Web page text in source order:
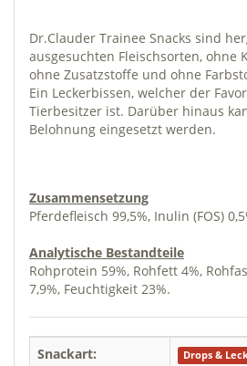
Dr.Clauder Trainee Snacks sind
ausgesuchten Fleischsorten, ohne
ohne Zusatzstoffe und ohne
Ein Leckerbissen, welcher der
Tierbesitzer ist. Darüber hinaus
Belohnung eingesetzt werden.
Zusammensetzung
Pferdefleisch 99,5%, Inulin (FOS)
Analytische Bestandteile
Rohprotein 59%, Rohfett 4%,
7,9%, Feuchtigkeit 23%.
Snackart: Drops &